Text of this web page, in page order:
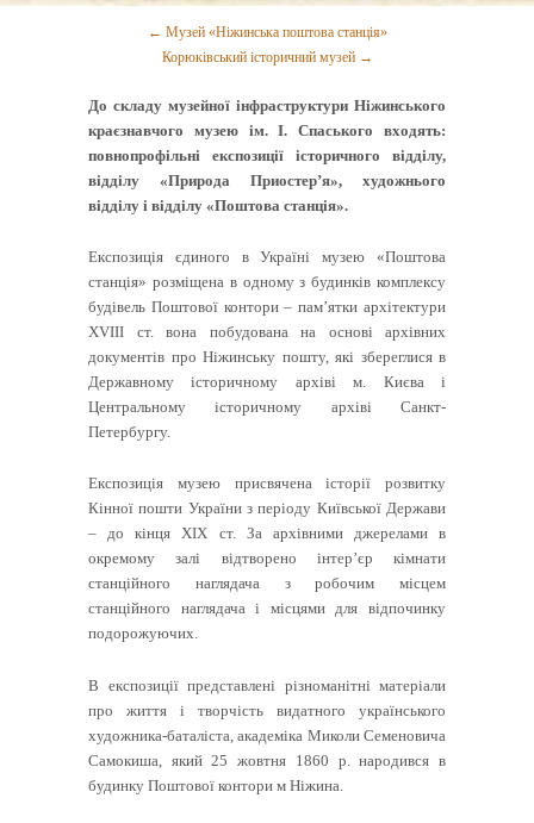
← Музей «Ніжинська поштова станція»
Корюківський історичний музей →
До складу музейної інфраструктури Ніжинського
краєзнавчого музею ім. І. Спаського входять:
повнопрофільні експозиції історичного відділу,
відділу «Природа Приостер’я», художнього
відділу і відділу «Поштова станція».
Експозиція єдиного в Україні музею «Поштова
станція» розміщена в одному з будинків комплексу
будівель Поштової контори – пам’ятки архітектури
XVIII ст. вона побудована на основі архівних
документів про Ніжинську пошту, які збереглися в
Державному історичному архіві м. Києва і
Центральному історичному архіві Санкт-
Петербургу.
Експозиція музею присвячена історії розвитку
Кінної пошти України з періоду Київської Держави
– до кінця XIX ст. За архівними джерелами в
окремому залі відтворено інтер’єр кімнати
станційного наглядача з робочим місцем
станційного наглядача і місцями для відпочинку
подорожуючих.
В експозиції представлені різноманітні матеріали
про життя і творчість видатного українського
художника-баталіста, академіка Миколи Семеновича
Самокиша, який 25 жовтня 1860 р. народився в
будинку Поштової контори м Ніжина.